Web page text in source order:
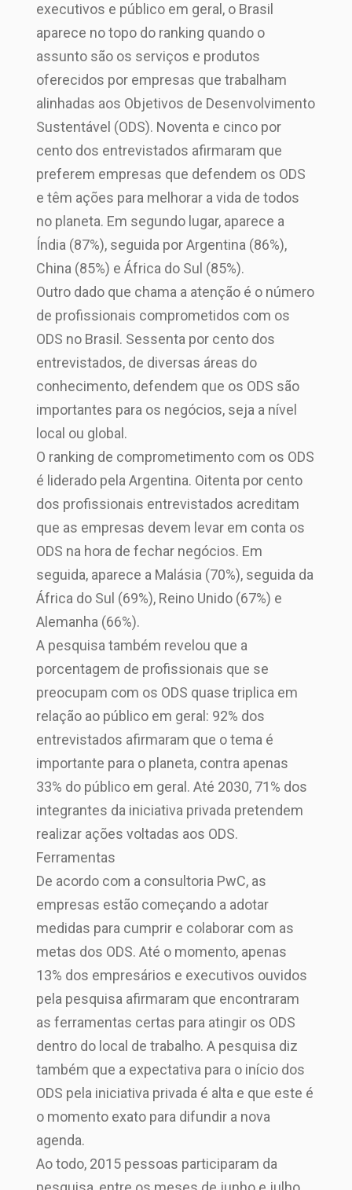
executivos e público em geral, o Brasil
aparece no topo do ranking quando o
assunto são os serviços e produtos
oferecidos por empresas que trabalham
alinhadas aos Objetivos de Desenvolvimento
Sustentável (ODS). Noventa e cinco por
cento dos entrevistados afirmaram que
preferem empresas que defendem os ODS
e têm ações para melhorar a vida de todos
no planeta. Em segundo lugar, aparece a
Índia (87%), seguida por Argentina (86%),
China (85%) e África do Sul (85%).
Outro dado que chama a atenção é o número
de profissionais comprometidos com os
ODS no Brasil. Sessenta por cento dos
entrevistados, de diversas áreas do
conhecimento, defendem que os ODS são
importantes para os negócios, seja a nível
local ou global.
O ranking de comprometimento com os ODS
é liderado pela Argentina. Oitenta por cento
dos profissionais entrevistados acreditam
que as empresas devem levar em conta os
ODS na hora de fechar negócios. Em
seguida, aparece a Malásia (70%), seguida da
África do Sul (69%), Reino Unido (67%) e
Alemanha (66%).
A pesquisa também revelou que a
porcentagem de profissionais que se
preocupam com os ODS quase triplica em
relação ao público em geral: 92% dos
entrevistados afirmaram que o tema é
importante para o planeta, contra apenas
33% do público em geral. Até 2030, 71% dos
integrantes da iniciativa privada pretendem
realizar ações voltadas aos ODS.
Ferramentas
De acordo com a consultoria PwC, as
empresas estão começando a adotar
medidas para cumprir e colaborar com as
metas dos ODS. Até o momento, apenas
13% dos empresários e executivos ouvidos
pela pesquisa afirmaram que encontraram
as ferramentas certas para atingir os ODS
dentro do local de trabalho. A pesquisa diz
também que a expectativa para o início dos
ODS pela iniciativa privada é alta e que este é
o momento exato para difundir a nova
agenda.
Ao todo, 2015 pessoas participaram da